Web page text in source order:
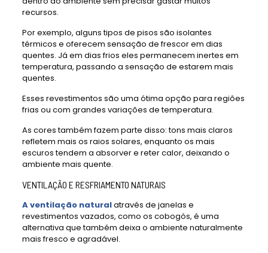
recursos.
Por exemplo, alguns tipos de pisos são isolantes
térmicos e oferecem sensação de frescor em dias
quentes. Já em dias frios eles permanecem inertes em
temperatura, passando a sensação de estarem mais
quentes.
Esses revestimentos são uma ótima opção para regiões
frias ou com grandes variações de temperatura.
As cores também fazem parte disso: tons mais claros
refletem mais os raios solares, enquanto os mais
escuros tendem a absorver e reter calor, deixando o
ambiente mais quente.
VENTILAÇÃO E RESFRIAMENTO NATURAIS
A ventilação naturalatravés de janelas e
revestimentos vazados, como os cobogós, é uma
alternativa que também deixa o ambiente naturalmente
mais fresco e agradável.